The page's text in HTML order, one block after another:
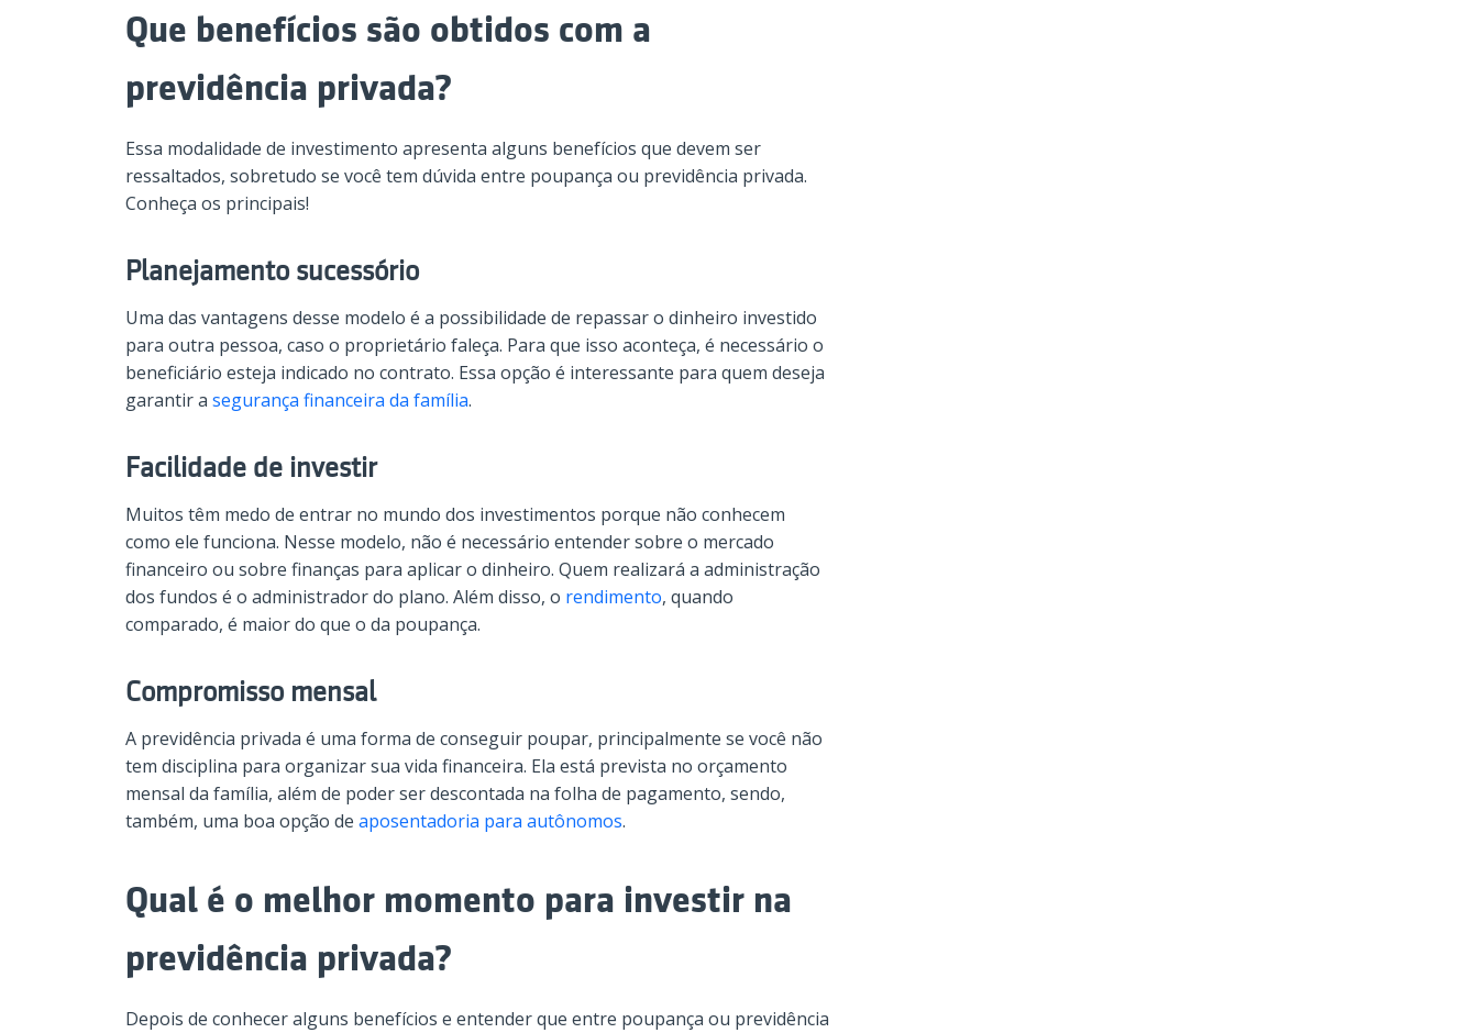
Que benefícios são obtidos com a
previdência privada?
Essa modalidade de investimento apresenta alguns benefícios que devem ser
ressaltados, sobretudo se você tem dúvida entre poupança ou previdência privada.
Conheça os principais!
Planejamento sucessório
Uma das vantagens desse modelo é a possibilidade de repassar o dinheiro investido
para outra pessoa, caso o proprietário faleça. Para que isso aconteça, é necessário o
beneficiário esteja indicado no contrato. Essa opção é interessante para quem deseja
garantir a segurança financeira da família.
Facilidade de investir
Muitos têm medo de entrar no mundo dos investimentos porque não conhecem
como ele funciona. Nesse modelo, não é necessário entender sobre o mercado
financeiro ou sobre finanças para aplicar o dinheiro. Quem realizará a administração
dos fundos é o administrador do plano. Além disso, o rendimento, quando
comparado, é maior do que o da poupança.
Compromisso mensal
A previdência privada é uma forma de conseguir poupar, principalmente se você não
tem disciplina para organizar sua vida financeira. Ela está prevista no orçamento
mensal da família, além de poder ser descontada na folha de pagamento, sendo,
também, uma boa opção de aposentadoria para autônomos.
Qual é o melhor momento para investir na
previdência privada?
Depois de conhecer alguns benefícios e entender que entre poupança ou previdência